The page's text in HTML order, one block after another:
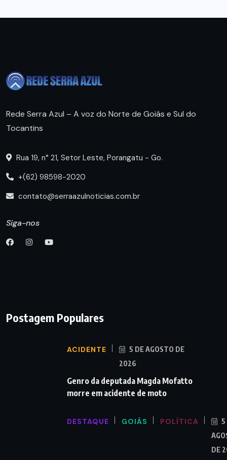
Rede Serra Azul – A voz do Norte de Goiás e Sul do
Tocantins
Rua 19, n° 21, Setor Leste, Porangatu - Go.
+(62) 98598-2020
contato@serraazulnoticias.com.br
Siga-nos
Postagem Populares
ACIDENTE
5 DE AGOSTO DE
2026
Genro da deputada Magda Mofatto
morre em acidente de moto
DESTAQUE GOIÁS POLÍTICA
5
DE